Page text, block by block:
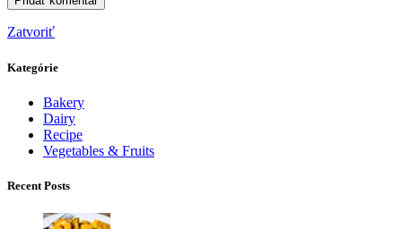
Zatvoriť
Kategórie
Bakery
Dairy
Recipe
Vegetables & Fruits
Recent Posts